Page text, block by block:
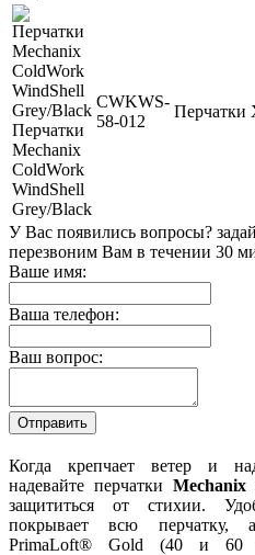
Перчатки
Mechanix
ColdWork
WindShell
Grey/Black
CWKWS-
58-012
Перчатки
У Вас появились вопросы?
перезвоним Вам в течении 30
Ваше имя:
Ваша телефон:
Ваш вопрос:
Когда крепчает ветер и
надевайте перчатки Mechanix
защититься от стихии.
покрывает всю перчатку,
PrimaLoft® Gold (40 и 60